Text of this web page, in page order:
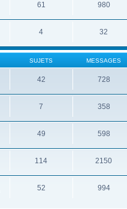
61 980
4 32
SUJETS MESSAGES
42 728
7 358
49 598
114 2150
52 994